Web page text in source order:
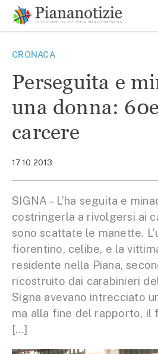
contenuto
SEARCH
CRONACA
Perseguita e
una donna:
carcere
17.10.2013
SIGNA – L’ha seguita e
costringerla a rivolgersi ai
sono scattate le manette.
fiorentino, celibe, e la
residente nella Piana,
ricostruito dai carabinieri
Signa avevano intrecciato
ma alla fine del rapporto, il
[…]